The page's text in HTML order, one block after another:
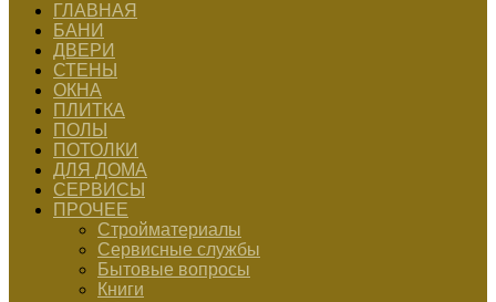
ГЛАВНАЯ
БАНИ
ДВЕРИ
СТЕНЫ
ОКНА
ПЛИТКА
ПОЛЫ
ПОТОЛКИ
ДЛЯ ДОМА
СЕРВИСЫ
ПРОЧЕЕ
Стройматериалы
Сервисные службы
Бытовые вопросы
Книги